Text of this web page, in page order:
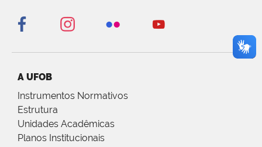
A UFOB
Instrumentos Normativos
Estrutura
Unidades Acadêmicas
Planos Institucionais